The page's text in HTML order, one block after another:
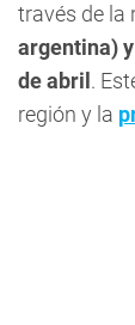
través de la
argentina)
de abril .
región y la